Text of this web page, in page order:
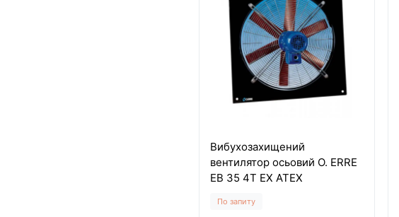
Вибухозахищений
вентилятор осьовий O. ERRE
EB 35 4T EX ATEX
По запиту